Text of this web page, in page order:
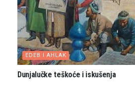
EDEB I AHLAK
Dunjalučke teškoće i iskušenja